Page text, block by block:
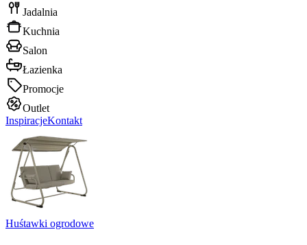
Jadalnia
Kuchnia
Salon
Łazienka
Promocje
Outlet
InspiracjeKontakt
Huśtawki ogrodowe